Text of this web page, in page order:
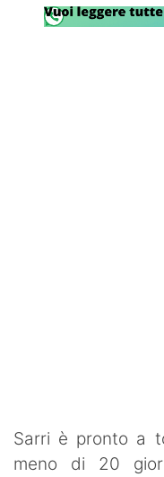
Sarri è pronto a
meno di 20